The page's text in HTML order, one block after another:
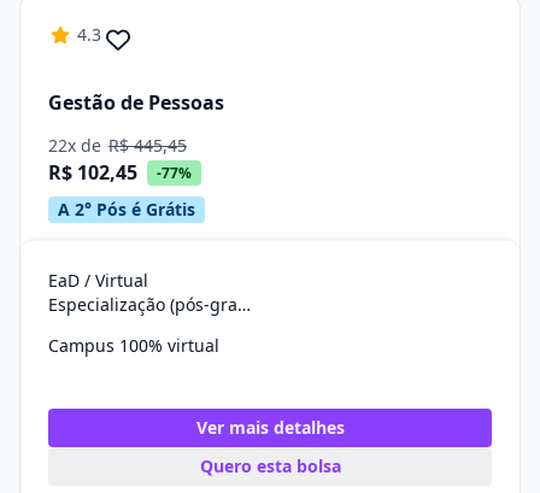
4.3
Gestão de Pessoas
22x de R$ 445,45
R$ 102,45 -77%
A 2° Pós é Grátis
EaD / Virtual
Especialização (pós-graduação)
Campus 100% virtual
Ver mais detalhes
Quero esta bolsa